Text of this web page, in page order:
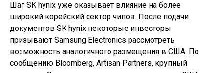
Шаг SK hynix уже оказывает влияние на более
широкий корейский сектор чипов. После подачи
документов SK hynix некоторые инвесторы
призывают Samsung Electronics рассмотреть
возможность аналогичного размещения в США. По
сообщению Bloomberg, Artisan Partners, крупный